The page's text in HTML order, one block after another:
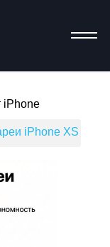
iPhone
iPhone XS